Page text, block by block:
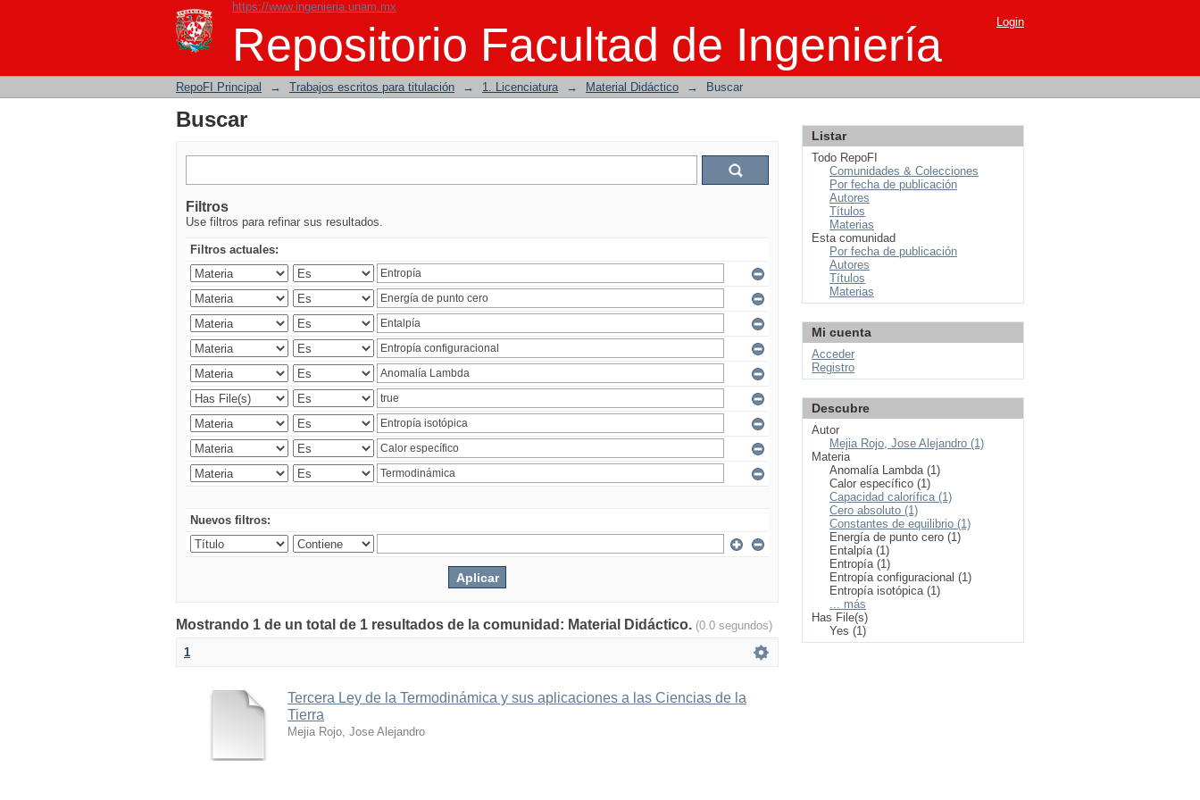
https://www.ingenieria.unam.mx
Repositorio Facultad de Ingeniería
Buscar Login
RepoFI Principal → Trabajos escritos para titulación → 1. Licenciatura → Material Didáctico → Buscar
Buscar
Filtros
Use filtros para refinar sus resultados.
Filtros actuales:
Nuevos filtros:
Mostrando 1 de un total de 1 resultados de la comunidad: Material Didáctico. (0.0 segundos)
1
Tercera Ley de la Termodinámica y sus aplicaciones a las Ciencias de la
Tierra
Mejia Rojo, Jose Alejandro
Listar
Todo RepoFI
Comunidades & Colecciones
Por fecha de publicación
Autores
Títulos
Materias
Esta comunidad
Por fecha de publicación
Autores
Títulos
Materias
Mi cuenta
Acceder
Registro
Descubre
Autor
Mejia Rojo, Jose Alejandro (1)
Materia
Anomalía Lambda (1)
Calor específico (1)
Capacidad calorífica (1)
Cero absoluto (1)
Constantes de equilibrio (1)
Energía de punto cero (1)
Entalpía (1)
Entropía (1)
Entropía configuracional (1)
Entropía isotópica (1)
... más
Has File(s)
Yes (1)